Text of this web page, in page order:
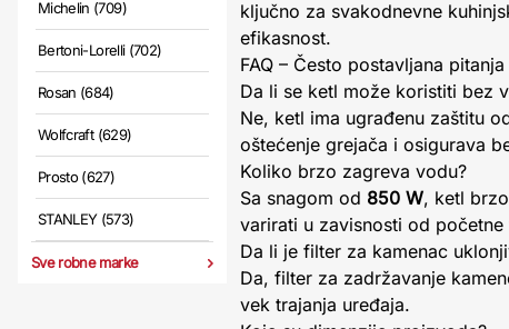
Michelin (709)
Bertoni-Lorelli (702)
Rosan (684)
Wolfcraft (629)
Prosto (627)
STANLEY (573)
Sve robne marke
ključno za svakodnevne
efikasnost.
FAQ – Često postavljana pitanja
Da li se ketl može koristiti bez
Ne, ketl ima ugrađenu zaštitu
oštećenje grejača i osigurava
Koliko brzo zagreva vodu?
Sa snagom od 850 W, ketl
varirati u zavisnosti od
Da li je filter za kamenac
Da, filter za zadržavanje
vek trajanja uređaja.